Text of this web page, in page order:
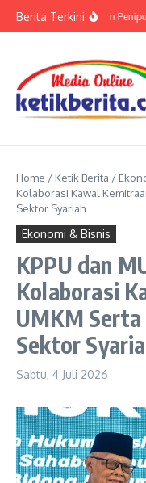
Berita TerkiniAncaman
Home / Ketik Berita /
Kolaborasi Kawal
Sektor Syariah
Ekonomi & Bisnis
KPPU dan
Kolaborasi
UMKM Serta
Sektor
Sabtu, 4 Juli 2026